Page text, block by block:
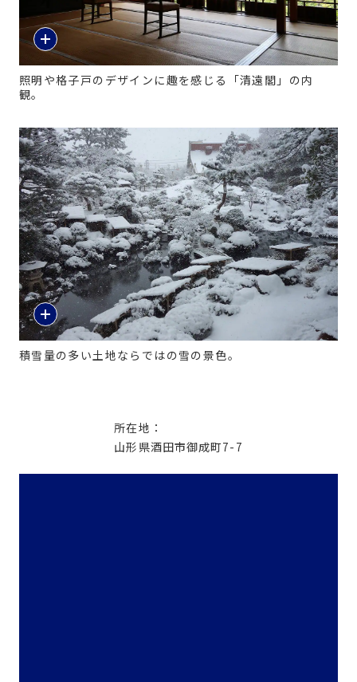
照明や格子戸のデザインに趣を感じる「清遠閣」の内
観。
積雪量の多い土地ならではの雪の景色。
所在地：
山形県酒田市御成町7-7